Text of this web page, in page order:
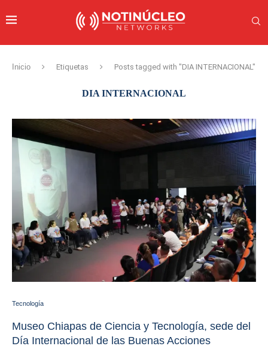
Inicio Etiquetas Posts tagged with "DIA INTERNACIONAL"
DIA INTERNACIONAL
Tecnología
Museo Chiapas de Ciencia y Tecnología, sede del
Día Internacional de las Buenas Acciones